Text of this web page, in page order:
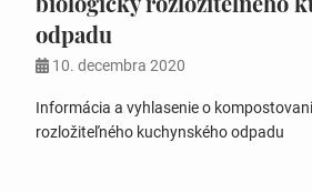
odpadu
10. decembra 2020
Informácia a vyhlasenie o
rozložiteľného kuchynského odpadu